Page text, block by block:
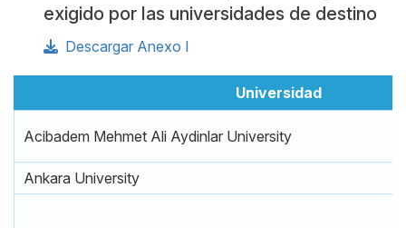
exigido por las universidades de destino
Descargar Anexo I
Universidad
Acibadem Mehmet Ali Aydinlar University
Ankara University